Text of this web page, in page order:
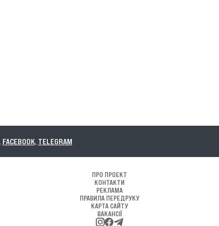
ПРО ПРОЕКТ
КОНТАКТИ
РЕКЛАМА
ПРАВИЛА ПЕРЕДРУКУ
КАРТА САЙТУ
ВАКАНСІЇ